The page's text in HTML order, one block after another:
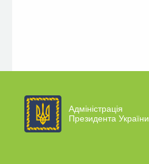
Адміністрація
Президента України